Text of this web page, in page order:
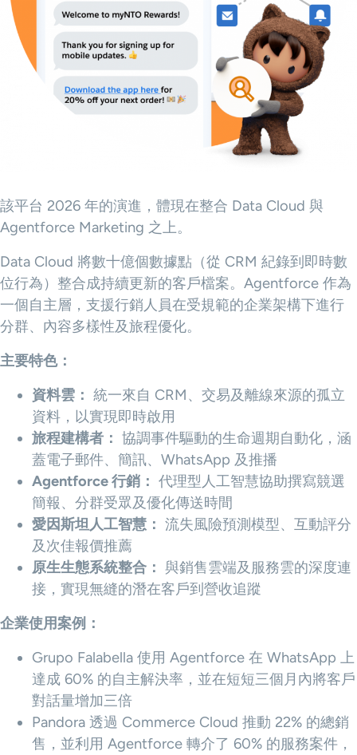
該平台 2026 年的演進，體現在整合 Data Cloud 與
Agentforce Marketing 之上。
Data Cloud 將數十億個數據點（從 CRM 紀錄到即時數
位行為）整合成持續更新的客戶檔案。Agentforce 作為
一個自主層，支援行銷人員在受規範的企業架構下進行
分群、內容多樣性及旅程優化。
主要特色：
資料雲： 統一來自 CRM、交易及離線來源的孤立
資料，以實現即時啟用
旅程建構者： 協調事件驅動的生命週期自動化，涵
蓋電子郵件、簡訊、WhatsApp 及推播
Agentforce 行銷： 代理型人工智慧協助撰寫競選
簡報、分群受眾及優化傳送時間
愛因斯坦人工智慧： 流失風險預測模型、互動評分
及次佳報價推薦
原生生態系統整合： 與銷售雲端及服務雲的深度連
接，實現無縫的潛在客戶到營收追蹤
企業使用案例：
Grupo Falabella 使用 Agentforce 在 WhatsApp 上
達成 60% 的自主解決率，並在短短三個月內將客戶
對話量增加三倍
Pandora 透過 Commerce Cloud 推動 22% 的總銷
售，並利用 Agentforce 轉介了 60% 的服務案件，